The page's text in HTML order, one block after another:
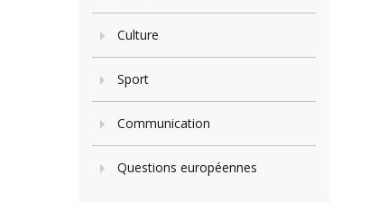
Culture
Sport
Communication
Questions européennes